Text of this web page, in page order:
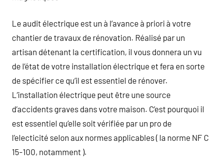
Le audit électrique est un à l’avance à priori à votre
chantier de travaux de rénovation. Réalisé par un
artisan détenant la certification, il vous donnera un vu
de l’état de votre installation électrique et fera en sorte
de spécifier ce qu’il est essentiel de rénover.
L’installation électrique peut être une source
d’accidents graves dans votre maison. C’est pourquoi il
est essentiel qu’elle soit vérifiée par un pro de
l’electicité selon aux normes applicables ( la norme NF C
15-100, notamment ).